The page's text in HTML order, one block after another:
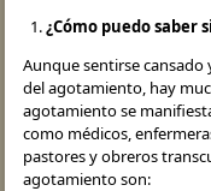
¿Cómo puedo saber
Aunque sentirse
del agotamiento, hay
agotamiento se
como médicos,
pastores y obreros
agotamiento son: